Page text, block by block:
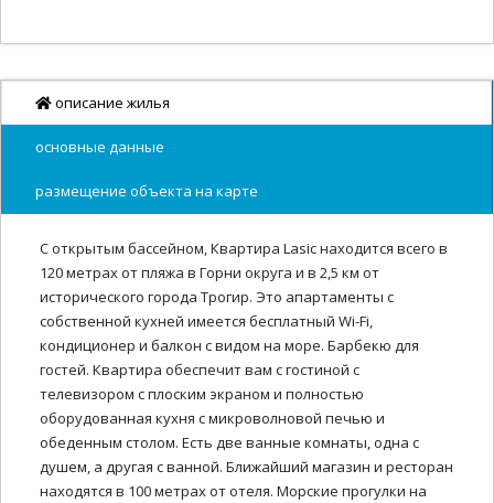
описание жилья
основные данные
размещение объекта на карте
С открытым бассейном, Квартира Lasic находится всего в
120 метрах от пляжа в Горни округа и в 2,5 км от
исторического города Трогир. Это апартаменты с
собственной кухней имеется бесплатный Wi-Fi,
кондиционер и балкон с видом на море. Барбекю для
гостей. Квартира обеспечит вам с гостиной с
телевизором с плоским экраном и полностью
оборудованная кухня с микроволновой печью и
обеденным столом. Есть две ванные комнаты, одна с
душем, а другая с ванной. Ближайший магазин и ресторан
находятся в 100 метрах от отеля. Морские прогулки на